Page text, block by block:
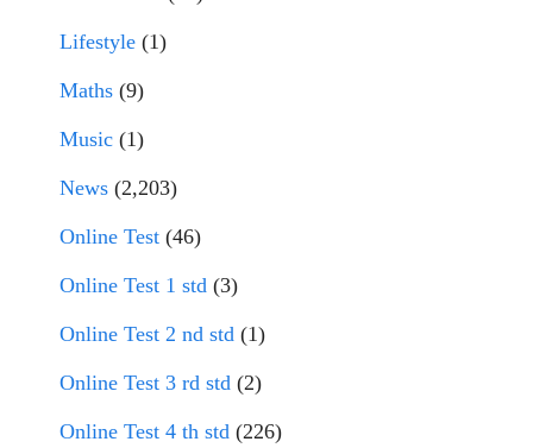
Lifestyle (1)
Maths (9)
Music (1)
News (2,203)
Online Test (46)
Online Test 1 std (3)
Online Test 2 nd std (1)
Online Test 3 rd std (2)
Online Test 4 th std (226)